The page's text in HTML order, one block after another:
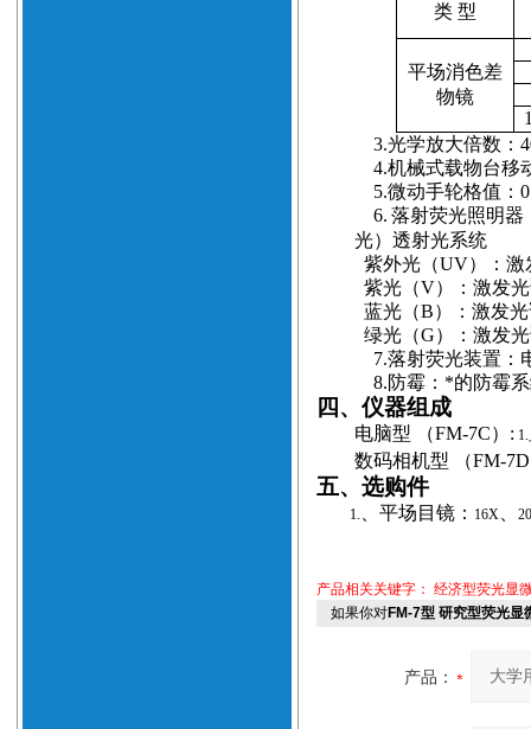
类 型
平场消色差
物镜
3.光学放大倍数：
4.机械式载物台移
5.微动手轮格值：
6. 落射荧光照明器
光） 透射光系统
紫外光（UV）
：
紫光（V）
：激发
蓝光（B）
：激发
绿光（G）
：激发
7.落射荧光装置：
8.防霉：*的防霉
四、仪器组成
电脑型 （FM-7C）: 1.
数码相机型 （FM-
五、选购件
1. 、平场目镜： 16X
产品相关关键字： 经济型荧光显
如果你对FM-7型 研究型荧光
产品：